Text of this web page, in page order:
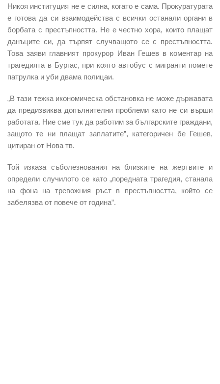
Никоя институция не е силна, когато е сама. Прокуратурата
е готова да си взаимодейства с всички останали органи в
борбата с престъпността. Не е честно хора, които плащат
данъците си, да търпят случващото се с престъпността.
Това заяви главният прокурор Иван Гешев в коментар на
трагедията в Бургас, при която автобус с мигранти помете
патрулка и уби двама полицаи.
„В тази тежка икономическа обстановка не може държавата
да предизвиква допълнителни проблеми като не си върши
работата. Ние сме тук да работим за българските граждани,
защото те ни плащат заплатите”, категоричен бе Гешев,
цитиран от Нова тв.
Той изказа съболезнования на близките на жертвите и
определи случилото се като „поредната трагедия, станала
на фона на тревожния ръст в престъпността, който се
забелязва от повече от година”.